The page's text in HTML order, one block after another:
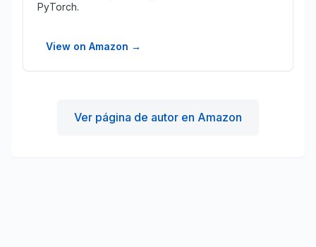
PyTorch.
View on Amazon →
Ver página de autor en Amazon